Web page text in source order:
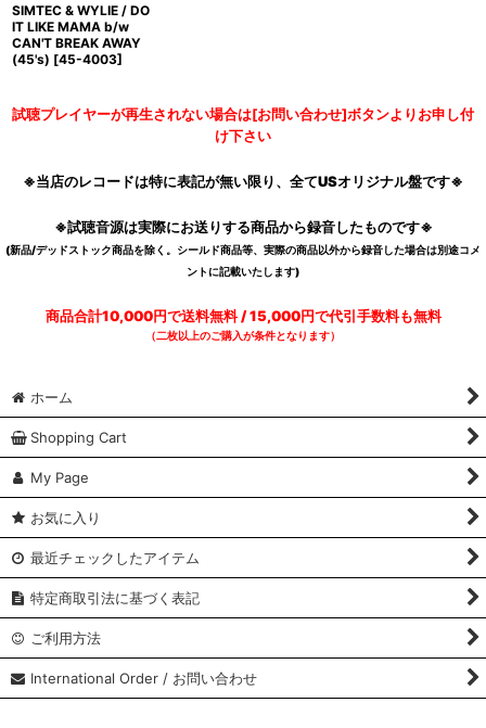
SIMTEC & WYLIE / DO
IT LIKE MAMA b/w
CAN'T BREAK AWAY
(45's) [45-4003]
試聴プレイヤーが再生されない場合は[お問い合わせ]ボタンよりお申し付
け下さい
※当店のレコードは特に表記が無い限り、全てUSオリジナル盤です※
※試聴音源は実際にお送りする商品から録音したものです※
(新品/デッドストック商品を除く。シールド商品等、実際の商品以外から録音した場合は別途コメ
ントに記載いたします)
商品合計10,000円で送料無料 / 15,000円で代引手数料も無料
（二枚以上のご購入が条件となります）
ホーム
Shopping Cart
My Page
お気に入り
最近チェックしたアイテム
特定商取引法に基づく表記
ご利用方法
International Order / お問い合わせ